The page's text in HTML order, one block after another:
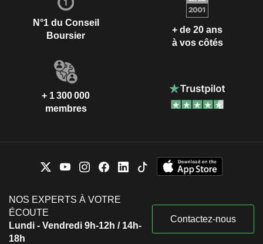
N°1 du Conseil
Boursier
+ de 20 ans
à vos côtés
+ 1 300 000
membres
NOS EXPERTS À VOTRE
ÉCOUTE
Lundi - Vendredi 9h-12h / 14h-
18h
Contactez-nous